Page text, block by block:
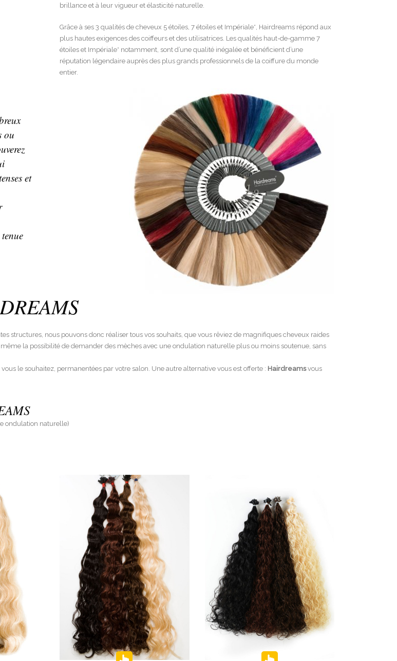
brillance et à leur vigueur et élasticité naturelle.
Grâce à ses 3 qualités de cheveux 5 étoiles, 7 étoiles et Impériale*, Hairdreams répond aux
plus hautes exigences des coiffeurs et des utilisatrices. Les qualités haut-de-gamme 7
étoiles et Impériale* notamment, sont d’une qualité inégalée et bénéficient d’une
réputation légendaire auprès des plus grands professionnels de la coiffure du monde
entier.
ou
et
structures, nous pouvons donc réaliser tous vos souhaits, que vous rêviez de magnifiques cheveux raides
la possibilité de demander des mèches avec une ondulation naturelle plus ou moins soutenue, sans
le souhaitez, permanentées par votre salon. Une autre alternative vous est offerte : Hairdreamsvous
ondulation naturelle)